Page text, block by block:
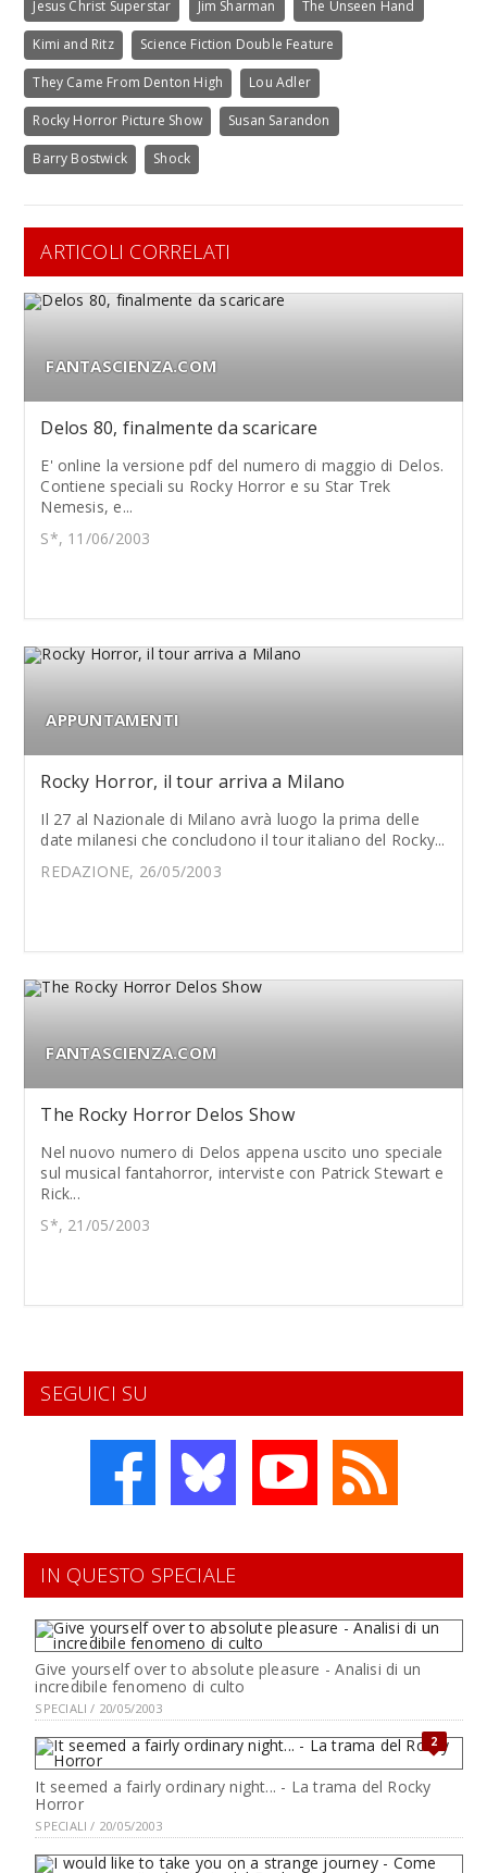
Jesus Christ Superstar Jim Sharman The Unseen Hand
Kimi and Ritz Science Fiction Double Feature
They Came From Denton High Lou Adler
Rocky Horror Picture Show Susan Sarandon
Barry Bostwick Shock
ARTICOLI CORRELATI
FANTASCIENZA.COM
Delos 80, finalmente da scaricare
E' online la versione pdf del numero di maggio di Delos.
Contiene speciali su Rocky Horror e su Star Trek
Nemesis, e...
S*, 11/06/2003
APPUNTAMENTI
Rocky Horror, il tour arriva a Milano
Il 27 al Nazionale di Milano avrà luogo la prima delle
date milanesi che concludono il tour italiano del Rocky...
REDAZIONE, 26/05/2003
FANTASCIENZA.COM
The Rocky Horror Delos Show
Nel nuovo numero di Delos appena uscito uno speciale
sul musical fantahorror, interviste con Patrick Stewart e
Rick...
S*, 21/05/2003
SEGUICI SU
IN QUESTO SPECIALE
Give yourself over to absolute pleasure - Analisi di un
incredibile fenomeno di culto
SPECIALI / 20/05/2003
2
It seemed a fairly ordinary night... - La trama del Rocky
Horror
SPECIALI / 20/05/2003